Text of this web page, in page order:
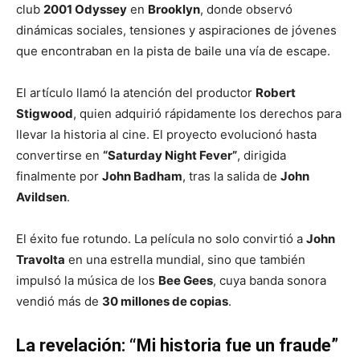
club 2001 Odyssey en Brooklyn, donde observó
dinámicas sociales, tensiones y aspiraciones de jóvenes
que encontraban en la pista de baile una vía de escape.
El artículo llamó la atención del productor Robert
Stigwood, quien adquirió rápidamente los derechos para
llevar la historia al cine. El proyecto evolucionó hasta
convertirse en “Saturday Night Fever”, dirigida
finalmente por John Badham, tras la salida de John
Avildsen.
El éxito fue rotundo. La película no solo convirtió a John
Travolta en una estrella mundial, sino que también
impulsó la música de los Bee Gees, cuya banda sonora
vendió más de 30 millones de copias.
La revelación: “Mi historia fue un fraude”